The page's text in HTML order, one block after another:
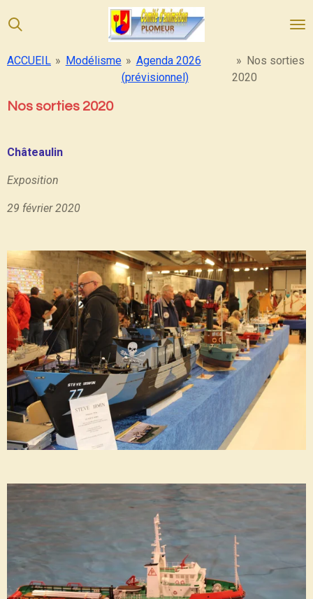
au
principal
ACCUEIL » Modélisme » Agenda 2026
(prévisionnel)
» Nos sorties
2020
Nos sorties 2020
Châteaulin
Exposition
29 février 2020